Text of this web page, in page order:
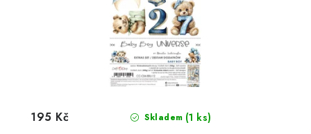
Skladem (1 ks)
195 Kč